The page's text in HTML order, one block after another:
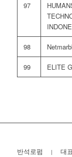
97
98
99 ELITE
반석로펌 | 대